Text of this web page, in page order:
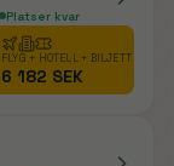
Platser kvar
FLYG + HOTELL + BILJETT
6 182 SEK